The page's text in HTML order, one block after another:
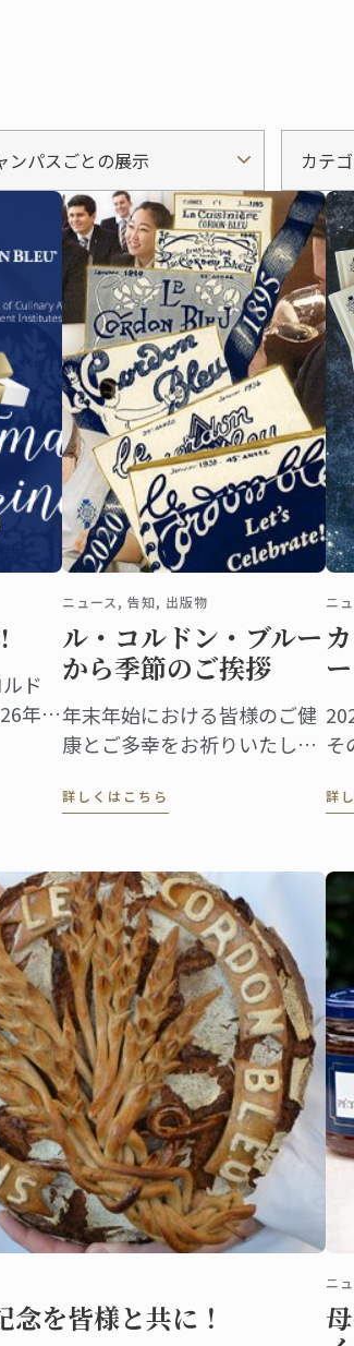
ンパスごとの展示 カテ
ド
年前
っ
ニュース, 告知, 出版物
ル・コルドン・ブルー
から季節のご挨拶
年末年始における皆様のご健
康とご多幸をお祈りいたしま
長 アンドレ・コアントロ &
詳しくはこちら
ニ
そ
は
詳
念を皆様と共に！
ニ